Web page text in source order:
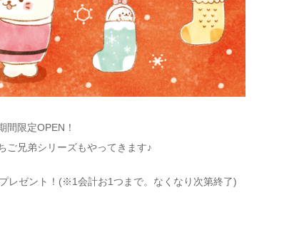
間限定OPEN！
ご兄弟シリーズもやってきます♪
レゼント！(※1会計お1つまで。なくなり次第終了)